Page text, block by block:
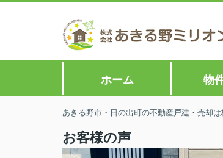
ホーム 物
あきる野市・日の出町の不動産戸建・売却
お客様の声